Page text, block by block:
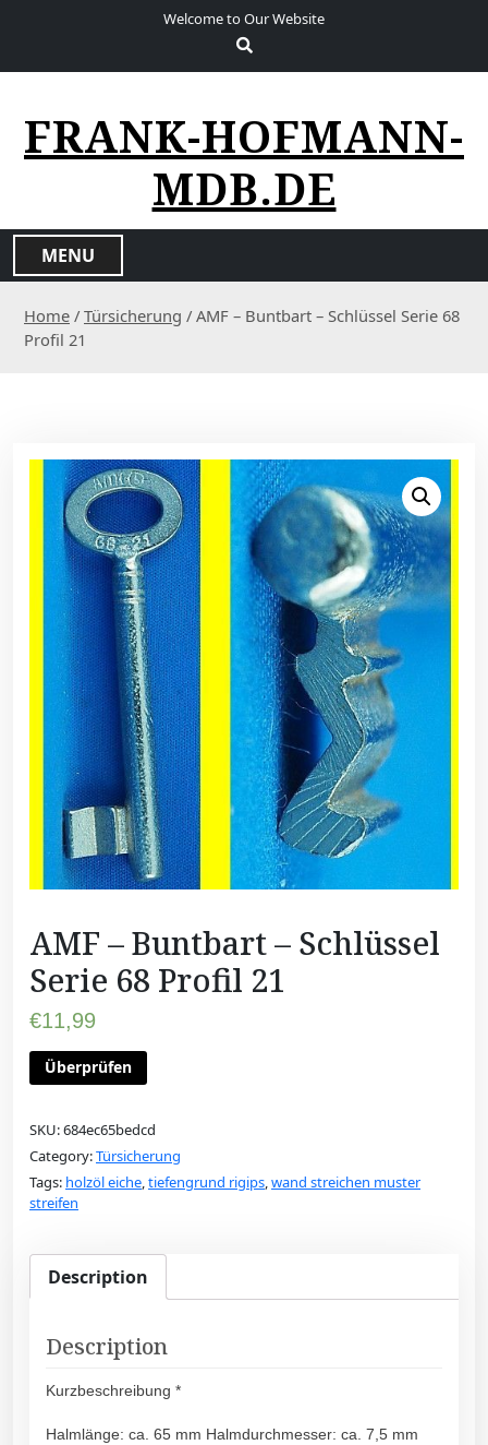
Welcome to Our Website
FRANK-HOFMANN-
MDB.DE
MENU
Home / Türsicherung / AMF – Buntbart – Schlüssel Serie 68
Profil 21
AMF – Buntbart – Schlüssel
Serie 68 Profil 21
€11,99
Überprüfen
SKU:684ec65bedcd
Category:Türsicherung
Tags: holzöl eiche,tiefengrund rigips,wand streichen muster
streifen
Description
Description
Kurzbeschreibung *
Halmlänge: ca. 65 mm Halmdurchmesser: ca. 7,5 mm